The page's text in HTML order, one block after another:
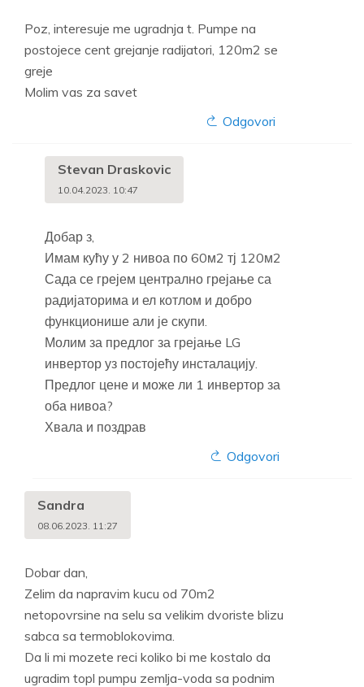
Poz, interesuje me ugradnja t. Pumpe na
postojece cent grejanje radijatori, 120m2 se
greje
Molim vas za savet
Odgovori
Stevan Draskovic
10.04.2023. 10:47
Добар з,
Имам кућу у 2 нивоа по 60м2 тј 120м2
Сада се грејем централно грејање са
радијаторима и ел котлом и добро
функционише али је скупи.
Молим за предлог за грејање LG
инвертор уз постојећу инсталацију.
Предлог цене и може ли 1 инвертор за
оба нивоа?
Хвала и поздрав
Odgovori
Sandra
08.06.2023. 11:27
Dobar dan,
Zelim da napravim kucu od 70m2
netopovrsine na selu sa velikim dvoriste blizu
sabca sa termoblokovima.
Da li mi mozete reci koliko bi me kostalo da
ugradim topl pumpu zemlja-voda sa podnim